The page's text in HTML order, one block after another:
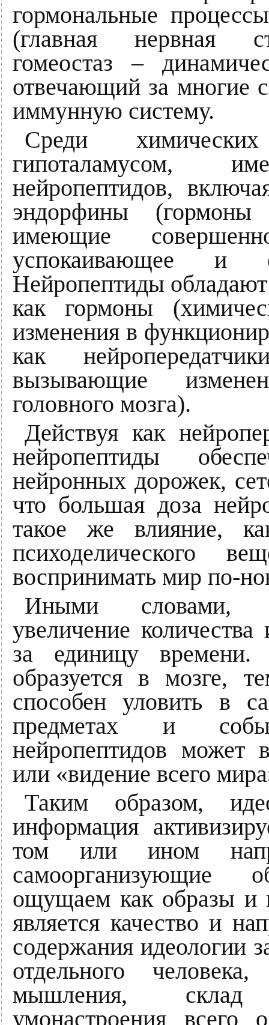
гормональные
(главная нервная
гомеостаз –
отвечающий за многие
иммунную систему.
Среди
гипоталамусом,
нейропептидов,
эндорфины (гормоны
имеющие
успокаивающее и
Нейропептиды
как гормоны
изменения в
как
вызывающие
головного мозга).
Действуя как
нейропептиды
нейронных дорожек,
что большая доза
такое же влияние,
психоделического
воспринимать мир по-
Иными словами,
увеличение
за единицу
образуется в мозге,
способен уловить в
предметах и
нейропептидов может
или «видение всего
Таким образом,
информация
том или ином
самоорганизующие
ощущаем как образы и
является качество и
содержания идеологии
отдельного
мышления, склад
умонастроения всего